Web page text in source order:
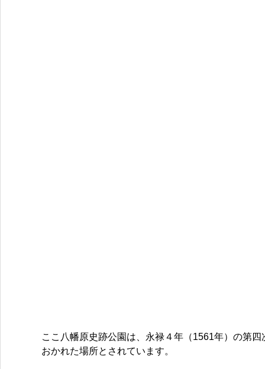
ここ八幡原史跡公園は、永禄４年（1561年）の第
おかれた場所とされています。